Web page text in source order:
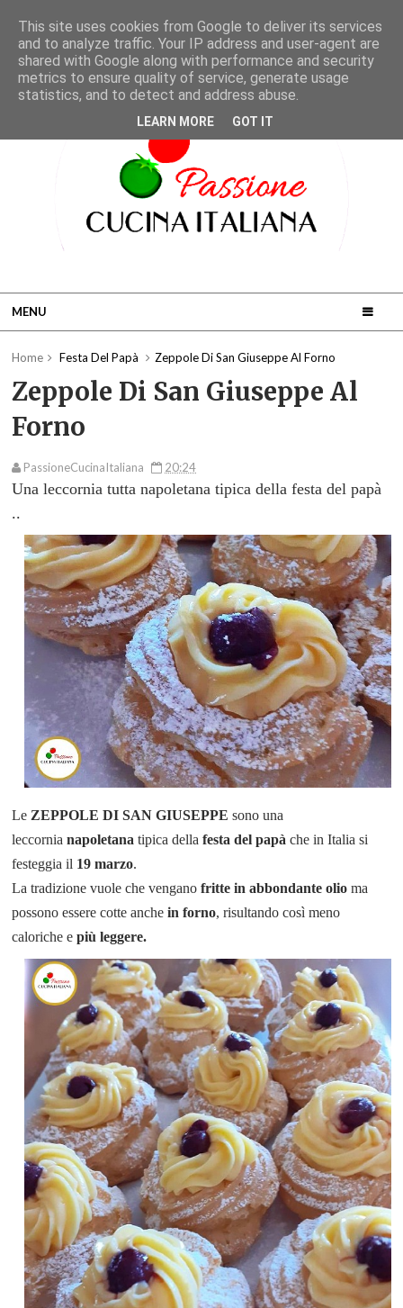
MENU
Home Festa Del Papà Zeppole Di San Giuseppe Al Forno
Zeppole Di San Giuseppe Al
Forno
PassioneCucinaItaliana 20:24
Una leccornia tutta napoletanatipica della festa del papà
..
Le ZEPPOLE DI SAN GIUSEPPEsono una
leccornianapoletana tipica dellafesta del papàche in Italia si
festeggia il 19 marzo.
La tradizione vuole che venganofritte in abbondante olio ma
possono essere cotte anchein forno, risultando così meno
caloriche epiù leggere.
This site uses cookies from Google to deliver its services
and to analyze traffic. Your IP address and user-agent are
shared with Google along with performance and security
metrics to ensure quality of service, generate usage
statistics, and to detect and address abuse.
LEARN MORE GOT IT